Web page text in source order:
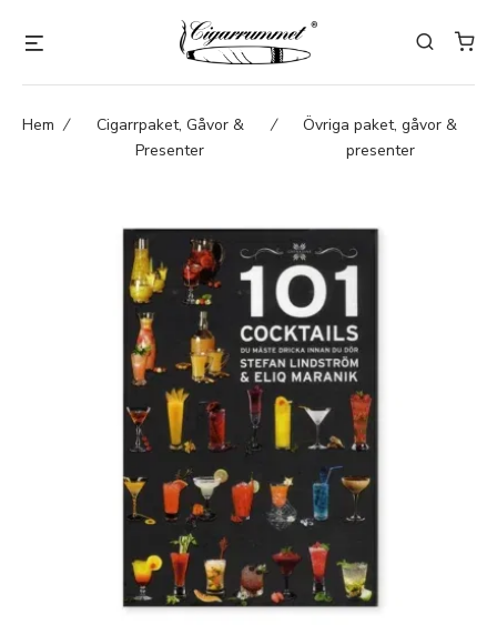
Hem /
Cigarrpaket, Gåvor &
Presenter
/
Övriga paket, gåvor &
presenter